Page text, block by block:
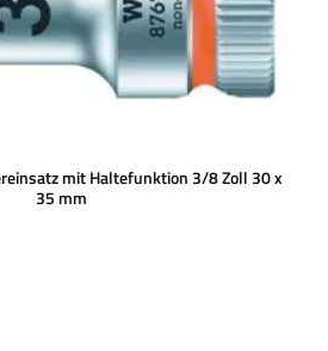
mit Haltefunktion 3/8 Zoll 30 x
35 mm